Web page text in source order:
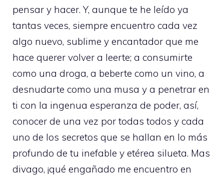
pensar y hacer. Y, aunque te he leído ya
tantas veces, siempre encuentro cada vez
algo nuevo, sublime y encantador que me
hace querer volver a leerte; a consumirte
como una droga, a beberte como un vino, a
desnudarte como una musa y a penetrar en
ti con la ingenua esperanza de poder, así,
conocer de una vez por todas todos y cada
uno de los secretos que se hallan en lo más
profundo de tu inefable y etérea silueta. Mas
divago, ¡qué engañado me encuentro en